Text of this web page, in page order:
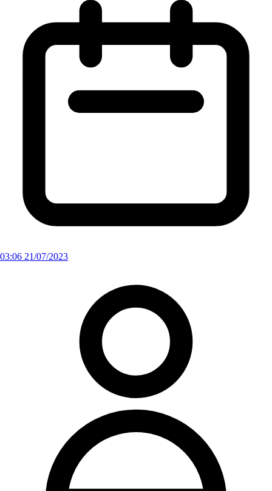
03:06 21/07/2023